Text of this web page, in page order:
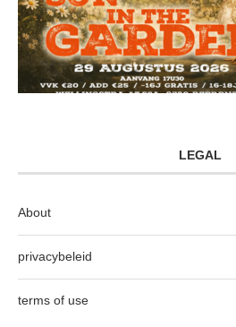
LEGAL
About
privacybeleid
terms of use